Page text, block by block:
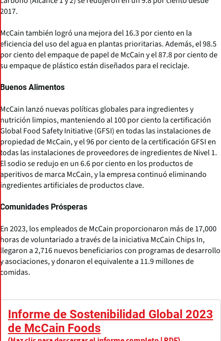
2017.
McCain también logró una mejora del 16.3 por ciento en la
eficiencia del uso del agua en plantas prioritarias. Además, el 98.5
por ciento del empaque de papel de McCain y el 87.8 por ciento de
su empaque de plástico están diseñados para el reciclaje.
Buenos Alimentos
McCain lanzó nuevas políticas globales para ingredientes y
nutrición limpios, manteniendo al 100 por ciento la certificación
Global Food Safety Initiative (GFSI) en todas las instalaciones de
propiedad de McCain, y el 96 por ciento de la certificación GFSI en
todas las instalaciones de proveedores de ingredientes de Nivel 1.
El sodio se redujo en un 6.6 por ciento en los productos de
aperitivos de marca McCain, y la empresa continuó eliminando
ingredientes artificiales de productos clave.
Comunidades Prósperas
En 2023, los empleados de McCain proporcionaron más de 17,000
horas de voluntariado a través de la iniciativa McCain Chips In,
llegaron a 2,716 nuevos beneficiarios con programas de desarrollo
y asociaciones, y donaron el equivalente a 11.9 millones de
comidas.
Informe de Sostenibilidad Global 2023
de McCain Foods